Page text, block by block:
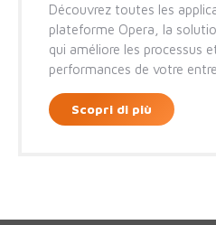
Découvrez toutes les
plateforme Opera, la
qui améliore les processus
performances de votre
Scopri di più